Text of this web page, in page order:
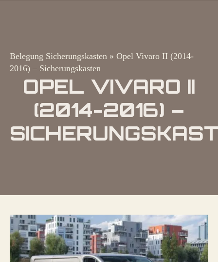
Belegung Sicherungskasten » Opel Vivaro II (2014-
2016) – Sicherungskasten
OPEL VIVARO II
(2014-2016) –